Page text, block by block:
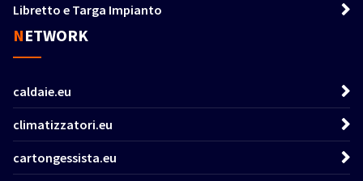
Libretto e Targa Impianto
NETWORK
caldaie.eu
climatizzatori.eu
cartongessista.eu